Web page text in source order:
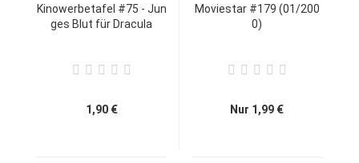
Kinowerbetafel #75 - Jun
ges Blut für Dracula
1,90 €
Moviestar #179 (01/200
0)
Nur 1,99 €